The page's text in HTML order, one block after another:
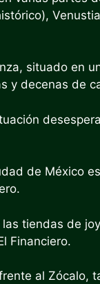
situado en
y decenas de
de México
tiendas de
Financiero.
al Zócalo,